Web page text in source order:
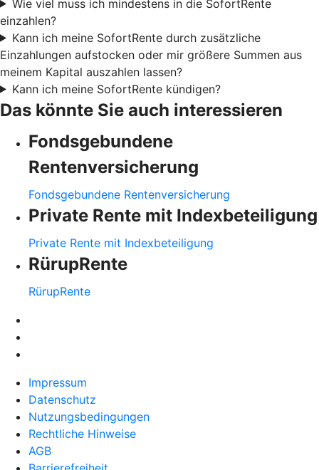
Wie viel muss ich mindestens in die SofortRente
einzahlen?
Kann ich meine SofortRente durch zusätzliche
Einzahlungen aufstocken oder mir größere Summen aus
meinem Kapital auszahlen lassen?
Kann ich meine SofortRente kündigen?
Das könnte Sie auch interessieren
Fondsgebundene
Rentenversicherung
Fondsgebundene Rentenversicherung
Private Rente mit Indexbeteiligung
Private Rente mit Indexbeteiligung
RürupRente
RürupRente
Impressum
Datenschutz
Nutzungsbedingungen
Rechtliche Hinweise
AGB